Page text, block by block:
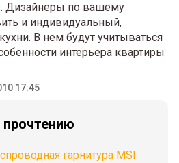
Дизайнеры по вашему
и индивидуальный,
В нем будут учитываться
интерьера квартиры
17:45
гарнитура MSI